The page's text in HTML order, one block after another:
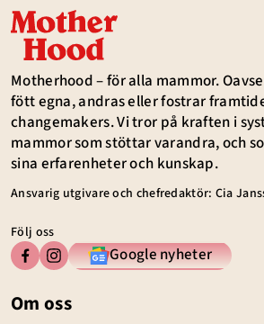
Motherhood – för alla mammor.
fött egna, andras eller fostrar
changemakers. Vi tror på kraften i
mammor som stöttar varandra, och
sina erfarenheter och kunskap.
Ansvarig utgivare och chefredaktör: Cia
Följ oss
Google nyheter
Om oss